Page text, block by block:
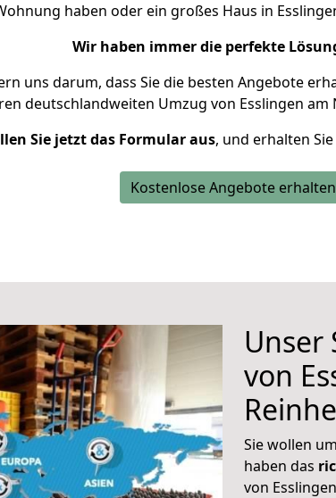
haben oder ein großes Haus in
Wir haben immer die perfekte
uns darum, dass Sie die besten Angebote
deutschlandweiten Umzug von Esslingen am
Sie jetzt das Formular aus, und erhalten
Kostenlose Angebote erhalten
Unser
von
Sie wollen
haben das
von